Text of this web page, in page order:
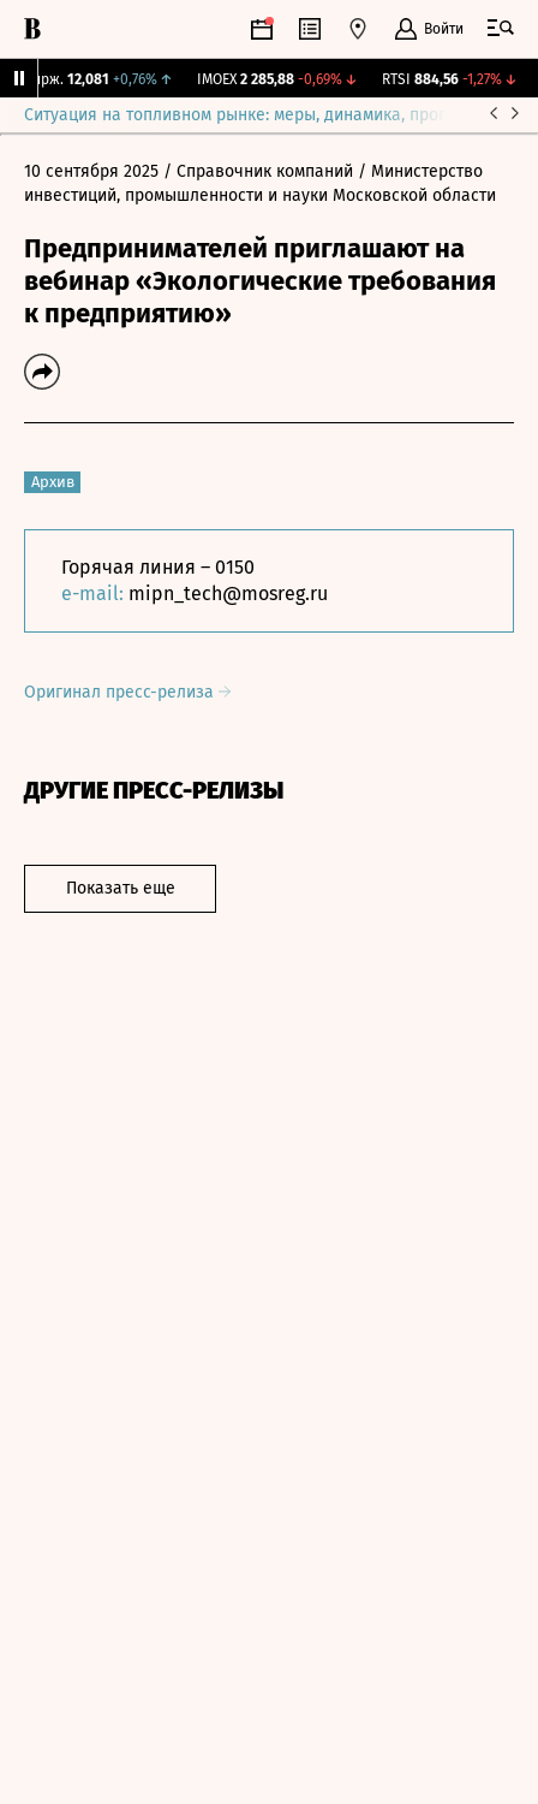
Войти
Бирж. 12,081 +0,76%↑ IMOEX 2 285,88 -0,69%↓ RTSI 884,56 -1,27%↓
Ситуация на топливном рынке: меры, динамика, прогнозы
10 сентября 2025 / Справочник компаний / Министерство
инвестиций, промышленности и науки Московской области
Предпринимателей приглашают на
вебинар «Экологические требования
к предприятию»
Архив
Горячая линия – 0150
e-mail: mipn_tech@mosreg.ru
Оригинал пресс-релиза
ДРУГИЕ ПРЕСС-РЕЛИЗЫ
Показать еще